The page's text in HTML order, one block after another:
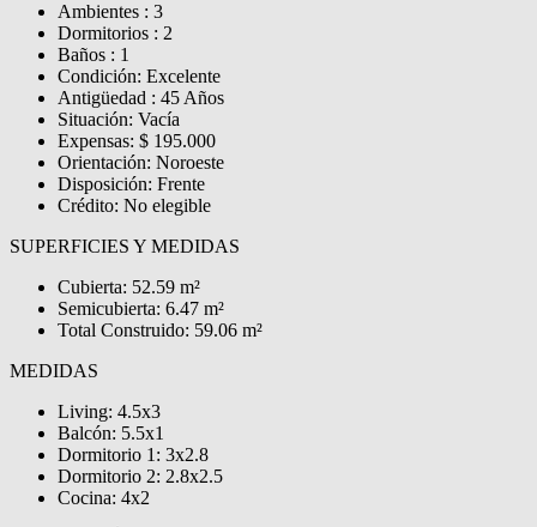
Ambientes : 3
Dormitorios : 2
Baños : 1
Condición: Excelente
Antigüedad : 45 Años
Situación: Vacía
Expensas: $ 195.000
Orientación: Noroeste
Disposición: Frente
Crédito: No elegible
SUPERFICIES Y MEDIDAS
Cubierta: 52.59 m²
Semicubierta: 6.47 m²
Total Construido: 59.06 m²
MEDIDAS
Living: 4.5x3
Balcón: 5.5x1
Dormitorio 1: 3x2.8
Dormitorio 2: 2.8x2.5
Cocina: 4x2